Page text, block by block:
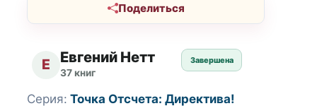
Поделиться
Е Евгений Нетт
37 книг
Завершена
Серия: Точка Отсчета: Директива!